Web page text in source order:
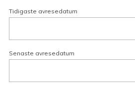
Tidigaste avresedatum
Senaste avresedatum